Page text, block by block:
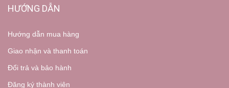
HƯỚNG DẪN
Hướng dẫn mua hàng
Giao nhận và thanh toán
Đổi trả và bảo hành
Đăng ký thành viên